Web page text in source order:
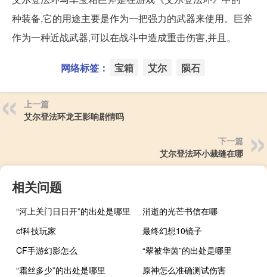
种装备,它的用途主要是作为一把强力的武器来使用。巨斧
作为一种近战武器,可以在战斗中造成重击伤害,并且。
网络标签： 宝箱 艾尔 陨石
上一篇
艾尔登法环龙王影响剧情吗
下一篇
艾尔登法环小裁缝在哪
相关问题
“河上关门日日开”的出处是哪里
消逝的光芒书信在哪
cf科技玩家
最终幻想10镜子
CF手游幻影怎么
“翠被华茵”的出处是哪里
“霜丝多少”的出处是哪里
原神怎么准确测试伤害